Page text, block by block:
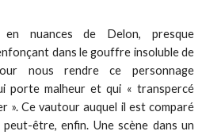
nuances de Delon, presque
dans le gouffre insoluble de
nous rendre ce personnage
porte malheur et qui « transpercé
». Ce vautour auquel il est comparé
être, enfin. Une scène dans un